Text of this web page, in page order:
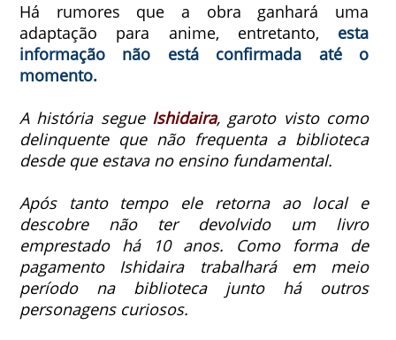
Há rumores que a obra ganhará uma
adaptação para anime, entretanto, esta
informação não está confirmada até o
momento.
A história segue Ishidaira, garoto visto como
delinquente que não frequenta a biblioteca
desde que estava no ensino fundamental.
Após tanto tempo ele retorna ao local e
descobre não ter devolvido um livro
emprestado há 10 anos. Como forma de
pagamento Ishidaira trabalhará em meio
período na biblioteca junto há outros
personagens curiosos.